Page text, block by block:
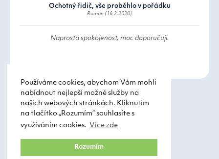
Používáme cookies, abychom Vám mohli
nabídnout nejlepší možné služby na
našich webových stránkách. Kliknutím
na tlačítko „Rozumím“ souhlasíte s
využíváním cookies. Více zde
Rozumím
Ochotný řidič, vše proběhlo v pořádku
Roman (16.2.2020)
Naprostá spokojenost, moc doporučuji.
Taxi Praha Obchodní podmínky